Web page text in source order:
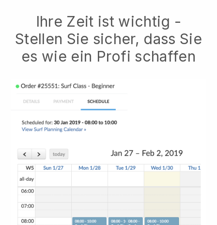
Ihre Zeit ist wichtig -
Stellen Sie sicher, dass Sie
es wie ein Profi schaffen